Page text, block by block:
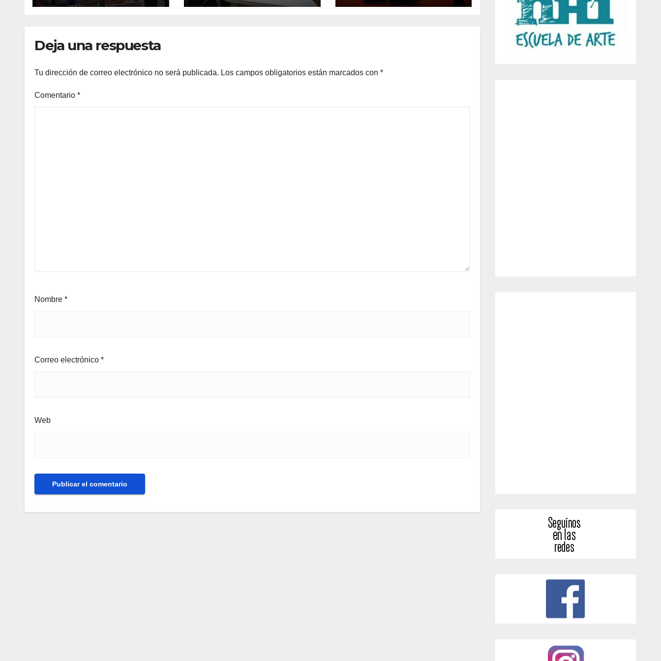
Internacional de
Venecia
Deja una respuesta
Tu dirección de correo electrónico no será publicada. Los campos obligatorios están marcados con *
Comentario *
Nombre *
Correo electrónico *
Web